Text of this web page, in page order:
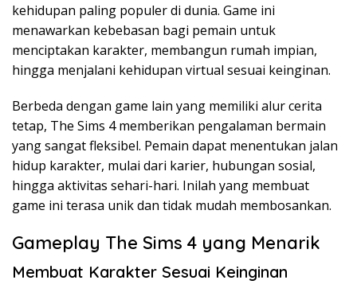
kehidupan paling populer di dunia. Game ini
menawarkan kebebasan bagi pemain untuk
menciptakan karakter, membangun rumah impian,
hingga menjalani kehidupan virtual sesuai keinginan.
Berbeda dengan game lain yang memiliki alur cerita
tetap, The Sims 4 memberikan pengalaman bermain
yang sangat fleksibel. Pemain dapat menentukan jalan
hidup karakter, mulai dari karier, hubungan sosial,
hingga aktivitas sehari-hari. Inilah yang membuat
game ini terasa unik dan tidak mudah membosankan.
Gameplay The Sims 4 yang Menarik
Membuat Karakter Sesuai Keinginan